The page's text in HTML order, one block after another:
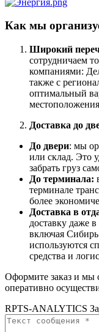
Как мы
Широкий
сотрудничаем
компаниями:
также с
оптимальный
Доставка до
До двери: мы
или склад. Это
забрать груз
До терминала:
терминале
более
Доставка в
доставку даже
включая
используются
средства и
Оформите заказ и мы
оперативно
RPTS-ANALYTICS